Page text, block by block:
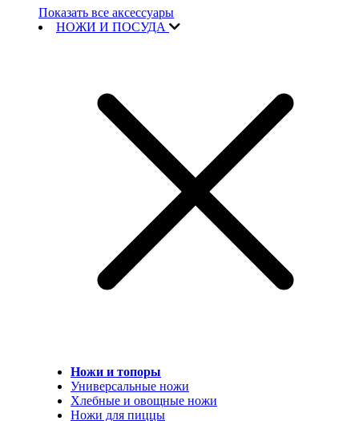
Показать все аксессуары
НОЖИ И ПОСУДА
Ножи и топоры
Универсальные ножи
Хлебные и овощные ножи
Ножи для пиццы